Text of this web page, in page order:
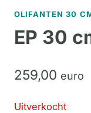
OLIFANTEN 30
EP 30
259,00 euro
Uitverkocht